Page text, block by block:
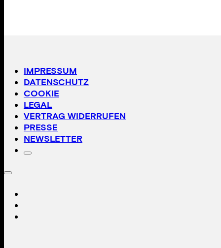
IMPRESSUM
DATENSCHUTZ
COOKIE
LEGAL
VERTRAG WIDERRUFEN
PRESSE
NEWSLETTER